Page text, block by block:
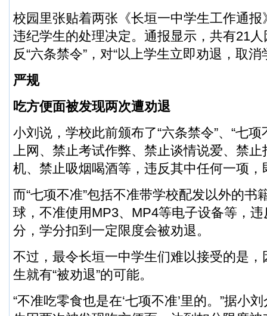
校园里张贴着两张《长垣一中学生工作通
违纪学生的处理决定。通报显示，共有21
反“六条禁令”，对“以上学生立即劝退，取消
严规
吃方便面被发现两次遭劝退
小刘说，学校此前颁布了“六条禁令”、“七
上网、禁止考试作弊、禁止谈情说爱、禁
机、禁止吸烟喝酒等，违反其中任何一项，
而“七项不准”包括不准带学校配发以外的书
球，不准使用MP3、MP4等电子设备等，
分，学分扣到一定限度会被劝退。
不过，最令长垣一中学生们难以接受的是，
生就有“被劝退”的可能。
“不准吃零食也是在‘七项不准’里的。”据小